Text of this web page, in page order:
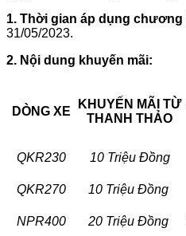
1. Thời gian áp dụng chương
31/05/2023.
2. Nội dung khuyến mãi:
DÒNG XE
KHUYẾN MÃI TỪ
THANH THẢO
QKR230 10 Triệu Đồng
QKR270
10 Triệu Đồng
NPR400
20 Triệu Đồng